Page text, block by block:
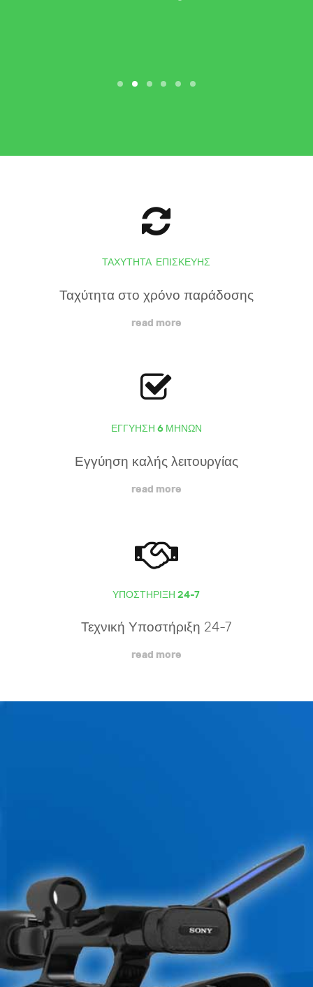
ΤΑΧΎΤΗΤΑ ΕΠΙΣΚΕΥΉΣ
Ταχύτητα στο χρόνο παράδοσης
read more
ΕΓΓΎΗΣΗ 6 ΜΗΝΏΝ
Εγγύηση καλής λειτουργίας
read more
ΥΠΟΣΤΉΡΙΞΗ 24-7
Τεχνική Υποστήριξη 24-7
read more